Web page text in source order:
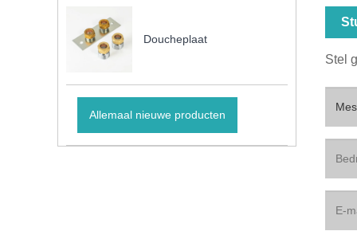
Doucheplaat
Allemaal nieuwe producten
Stel